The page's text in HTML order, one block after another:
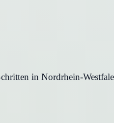
in Nordrhein-